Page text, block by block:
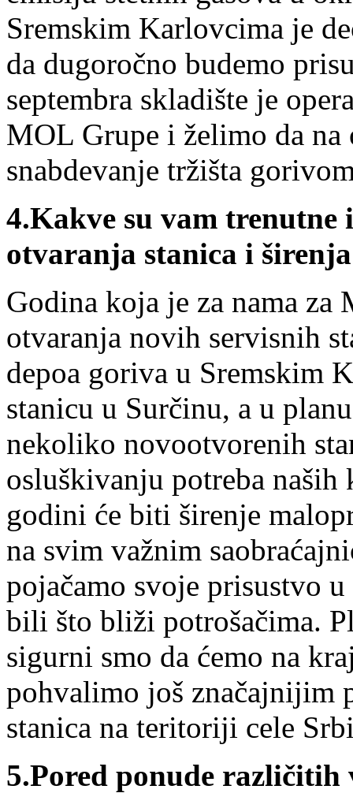
Sremskim Karlovcima je
da dugoročno budemo
septembra skladište je
MOL Grupe i želimo da
snabdevanje tržišta
4.Kakve su vam
otvaranja stanica i
Godina koja je za nama
otvaranja novih servisnih
depoa goriva u Sremskim
stanicu u Surčinu, a u
nekoliko novootvorenih
osluškivanju potreba naših
godini će biti širenje
na svim važnim
pojačamo svoje prisustvo
bili što bliži potrošačima.
sigurni smo da ćemo na
pohvalimo još značajnijim
stanica na teritoriji cele
5.Pored ponude različitih